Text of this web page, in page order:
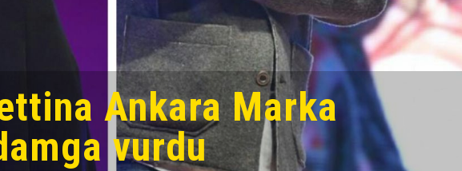
Ankara Marka
vurdu